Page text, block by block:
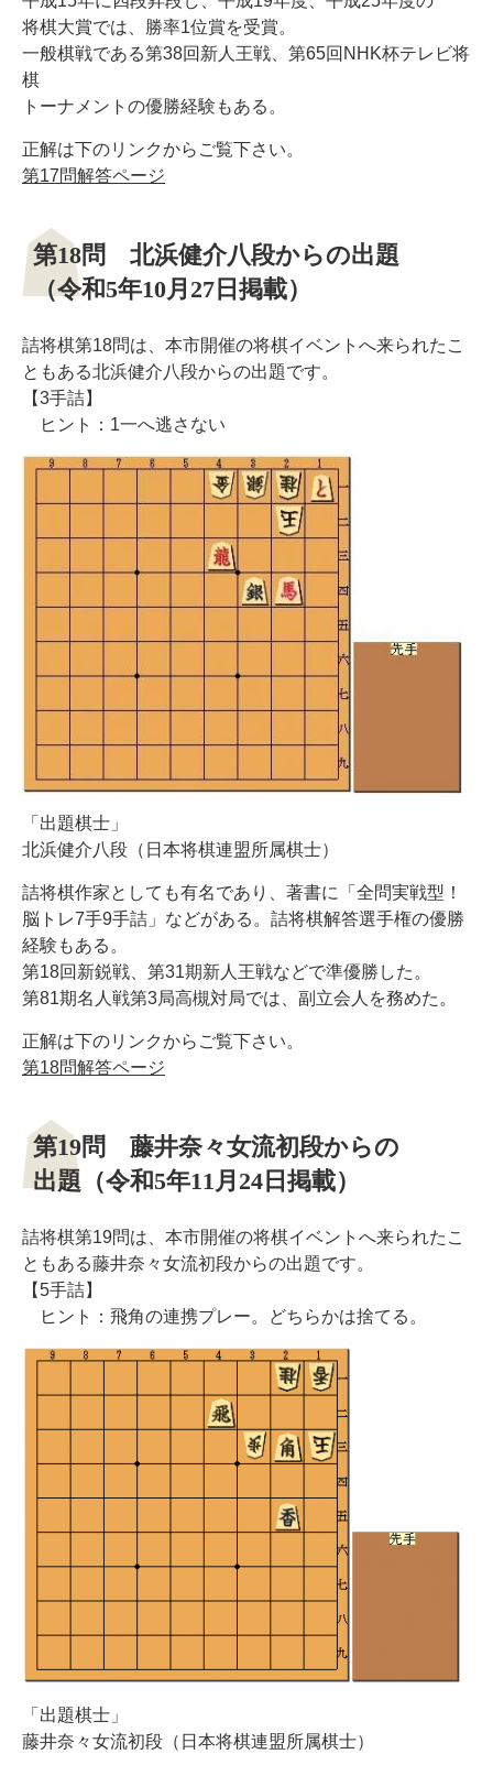
将棋大賞では、勝率1位賞を受賞。
一般棋戦である第38回新人王戦、第65回NHK杯テレビ将
棋
トーナメントの優勝経験もある。
正解は下のリンクからご覧下さい。
第17問解答ページ
第18問 北浜健介八段からの出題
（令和5年10月27日掲載）
詰将棋第18問は、本市開催の将棋イベントへ来られたこ
ともある北浜健介八段からの出題です。
【3手詰】
ヒント：1一へ逃さない
「出題棋士」
北浜健介八段（日本将棋連盟所属棋士）
詰将棋作家としても有名であり、著書に「全問実戦型！
脳トレ7手9手詰」などがある。詰将棋解答選手権の優勝
経験もある。
第18回新鋭戦、第31期新人王戦などで準優勝した。
第81期名人戦第3局高槻対局では、副立会人を務めた。
正解は下のリンクからご覧下さい。
第18問解答ページ
第19問 藤井奈々女流初段からの
出題（令和5年11月24日掲載）
詰将棋第19問は、本市開催の将棋イベントへ来られたこ
ともある藤井奈々女流初段からの出題です。
【5手詰】
ヒント：飛角の連携プレー。どちらかは捨てる。
「出題棋士」
藤井奈々女流初段（日本将棋連盟所属棋士）